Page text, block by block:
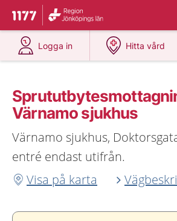
Till startsidan för 1177
Du har valt region
Logga in
på 1177.se
Hitta vård
på 1177.se
Värnamo sjukhus
Värnamo sjukhus,
entré endast utifrån.
Visa på karta